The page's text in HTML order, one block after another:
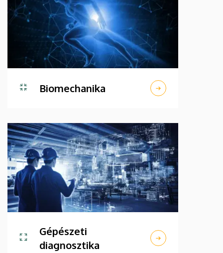
Biomechanika
Gépészeti
diagnosztika